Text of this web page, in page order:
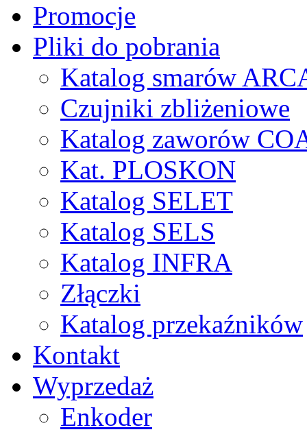
Promocje
Pliki do pobrania
Katalog smarów
Czujniki zbliżeniowe
Katalog zaworów
Kat. PLOSKON
Katalog SELET
Katalog SELS
Katalog INFRA
Złączki
Katalog przekaźników
Kontakt
Wyprzedaż
Enkoder